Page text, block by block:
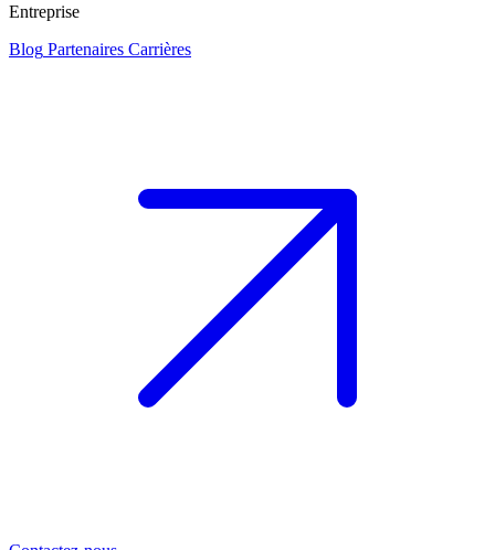
Entreprise
Blog Partenaires Carrières